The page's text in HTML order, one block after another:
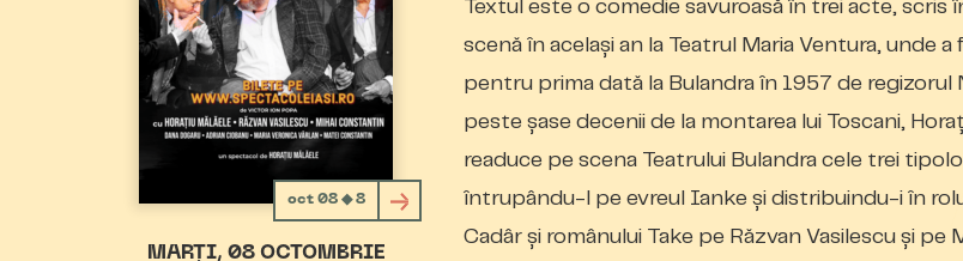
oct 08 ◆ 8
MARȚI 08 OCTOMBRIE
Textul este o comedie savuroasă în trei acte, scris
scenă în acelaşi an la Teatrul Maria Ventura, unde
pentru prima dată la Bulandra în 1957 de regizorul
peste şase decenii de la montarea lui Toscani,
readuce pe scena Teatrului Bulandra cele trei
întrupându-l pe evreul Ianke şi distribuindu-i în
Cadâr şi românului Take pe Răzvan Vasilescu şi pe